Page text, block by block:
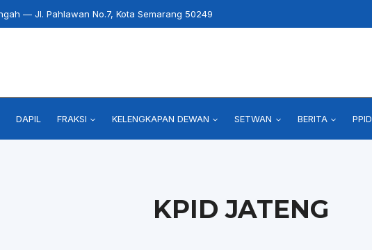
— Jl. Pahlawan No.7, Kota Semarang 50249
DAPIL FRAKSI KELENGKAPAN DEWAN SETWAN BERITA PPID
KPID JATENG